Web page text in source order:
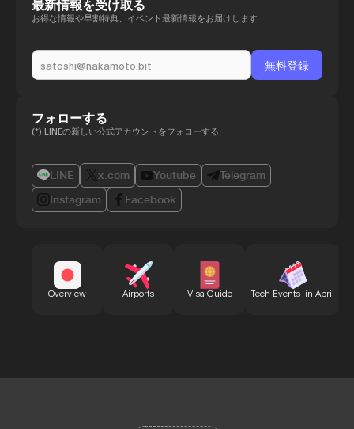
最新情報を受け取る
お得な情報や早割特典、イベント最新情報をお届けします
フォローする
(*) LINEの新しい公式アカウントをフォローする
LINE x.com Youtube
Telegram
Instagram
Facebook
Overview Airports Visa Guide Tech Events in April